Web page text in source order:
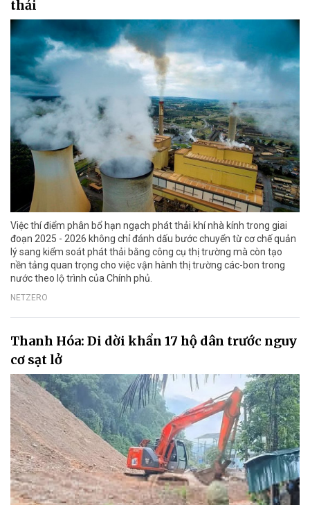
thải
Việc thí điểm phân bổ hạn ngạch phát thải khí nhà kính trong giai
đoạn 2025 - 2026 không chỉ đánh dấu bước chuyển từ cơ chế quản
lý sang kiểm soát phát thải bằng công cụ thị trường mà còn tạo
nền tảng quan trọng cho việc vận hành thị trường các-bon trong
nước theo lộ trình của Chính phủ.
NETZERO
Thanh Hóa: Di dời khẩn 17 hộ dân trước nguy
cơ sạt lở